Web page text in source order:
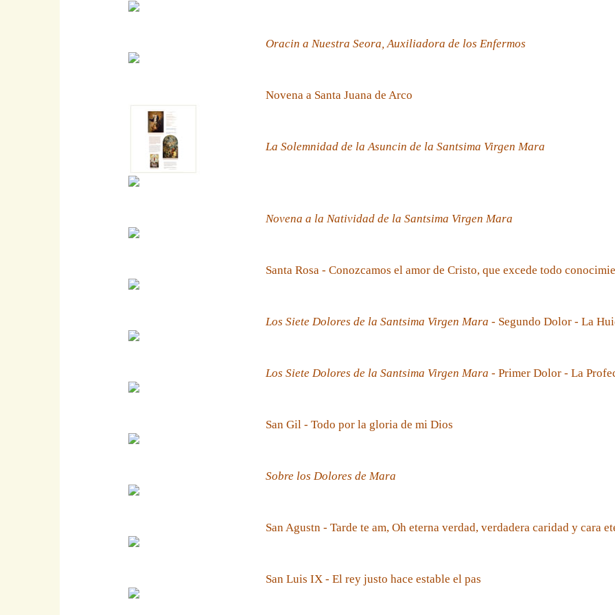
Oracin a Nuestra Seora, Auxiliadora de los Enfermos
Novena a Santa Juana de Arco
La Solemnidad de la Asuncin de la Santsima Virgen Mara
Novena a la Natividad de la Santsima Virgen Mara
Santa Rosa - Conozcamos el amor de Cristo, que excede todo
Los Siete Dolores de la Santsima Virgen Mara - Segundo Dolor - La
Los Siete Dolores de la Santsima Virgen Mara - Primer Dolor - La
San Gil - Todo por la gloria de mi Dios
Sobre los Dolores de Mara
San Agustn - Tarde te am, Oh eterna verdad, verdadera caridad y cara
San Luis IX - El rey justo hace estable el pas